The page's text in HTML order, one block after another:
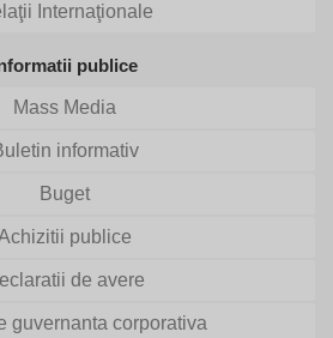
Internaţionale
publice
Mass Media
informativ
Buget
publice
de avere
guvernanta corporativa